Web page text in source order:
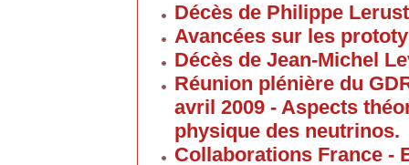
Décès de Philippe
Avancées sur les
Décès de Jean-Michel
Réunion plénière du
avril 2009 - Aspects
physique des neutrinos.
Collaborations France -